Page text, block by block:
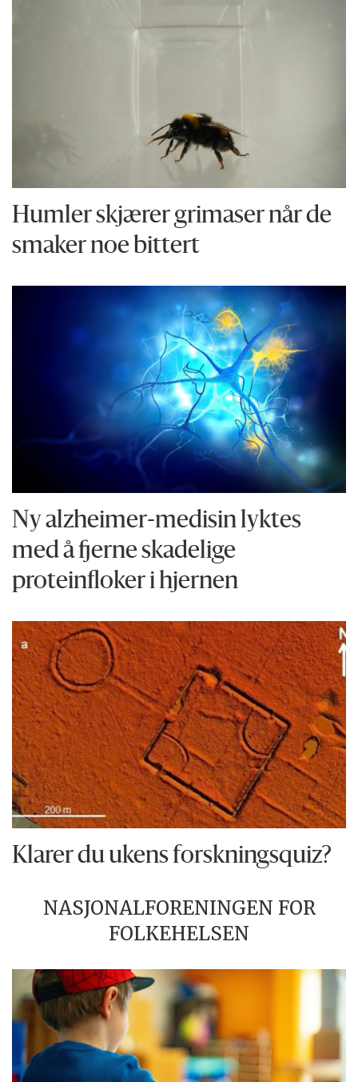
Humler skjærer grimaser når de
smaker noe bittert
Ny alzheimer-medisin lyktes
med å fjerne skadelige
proteinfloker i hjernen
Klarer du ukens forskningsquiz?
NASJONALFORENINGEN FOR
FOLKEHELSEN